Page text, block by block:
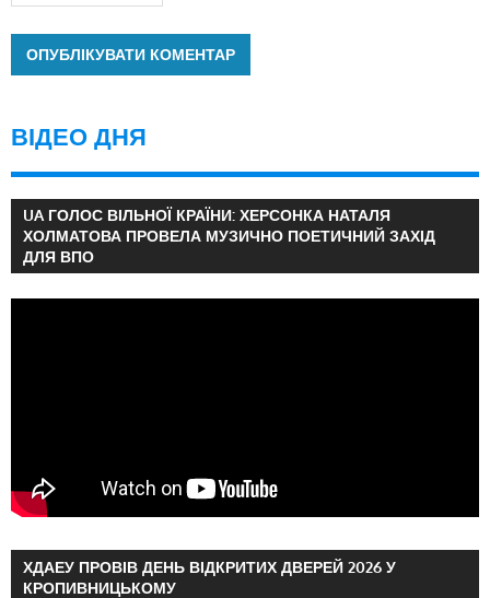
ВІДЕО ДНЯ
UA ГОЛОС ВІЛЬНОЇ КРАЇНИ: ХЕРСОНКА НАТАЛЯ
ХОЛМАТОВА ПРОВЕЛА МУЗИЧНО ПОЕТИЧНИЙ ЗАХІД
ДЛЯ ВПО
ХДАЕУ ПРОВІВ ДЕНЬ ВІДКРИТИХ ДВЕРЕЙ 2026 У
КРОПИВНИЦЬКОМУ